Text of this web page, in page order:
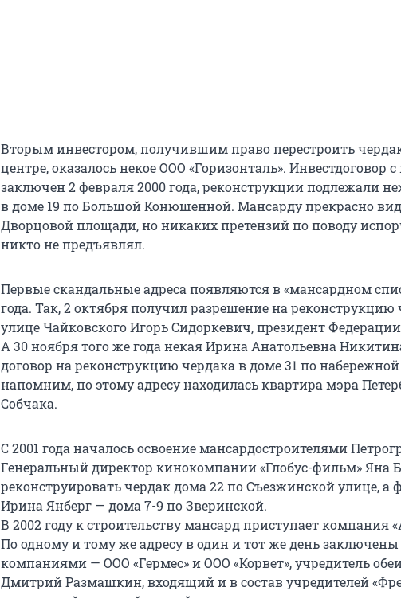
Вторым инвестором, получившим право перестроить
центре, оказалось некое ООО «Горизонталь». Инвестдоговор
заключен 2 февраля 2000 года, реконструкции подлежали
в доме 19 по Большой Конюшенной. Мансарду прекрасно
Дворцовой площади, но никаких претензий по поводу
никто не предъявлял.
Первые скандальные адреса появляются в «мансардном
года. Так, 2 октября получил разрешение на реконструкцию
улице Чайковского Игорь Сидоркевич, президент
А 30 ноября того же года некая Ирина Анатольевна
договор на реконструкцию чердака в доме 31 по
напомним, по этому адресу находилась квартира мэра
Собчака.
С 2001 года началось освоение мансардостроителями
Генеральный директор кинокомпании «Глобус-фильм» Яна
реконструировать чердак дома 22 по Съезжинской улице, а
Ирина Янберг — дома 7-9 по Зверинской.
В 2002 году к строительству мансард приступает компания
По одному и тому же адресу в один и тот же день
компаниями — ООО «Гермес» и ООО «Корвет», учредитель
Дмитрий Размашкин, входящий и в состав учредителей